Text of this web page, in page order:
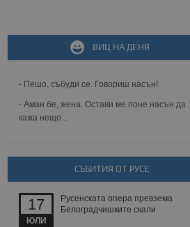
ВИЦ НА ДЕНЯ
- Пешо, събуди се. Говориш насън!
- Аман бе, жена. Остави ме поне насън да
кажа нещо...
СЪБИТИЯ ОТ РУСЕ
17
ЮЛИ
Русенската опера превзема
Белоградчишките скали
зададена от уеб
неразрешеното
Той не съдържа
при затваряне
на съгласието на
че техните
за да се правят
уебсайт.